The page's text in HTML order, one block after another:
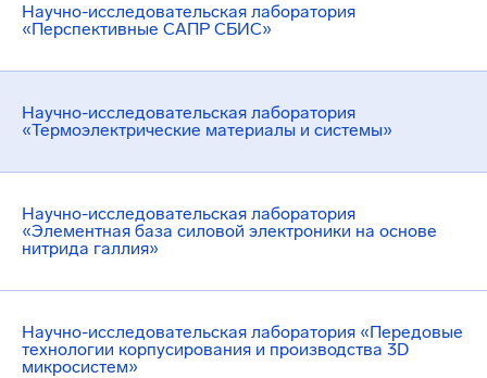
Научно-исследовательская лаборатория
«Перспективные САПР СБИС»
Научно-исследовательская лаборатория
«Термоэлектрические материалы и системы»
Научно-исследовательская лаборатория
«Элементная база силовой электроники на основе
нитрида галлия»
Научно-исследовательская лаборатория «Передовые
технологии корпусирования и производства 3D
микросистем»